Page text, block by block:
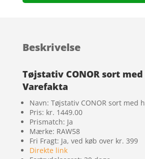
Beskrivelse
Tøjstativ CONOR sort
Varefakta
Navn: Tøjstativ CONOR sort med
Pris: kr. 1449.00
Prismatch: Ja
Mærke: RAW58
Fri Fragt: Ja, ved køb over kr. 399
Direkte link